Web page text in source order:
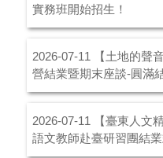
實務班開始招生！
2026-07-11
【土地的聲
營結業暨期末座談-圓滿
2026-07-11
【臺東人文
語文教師赴臺研習團結